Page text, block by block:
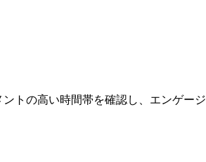
トの高い時間帯を確認し、エンゲー